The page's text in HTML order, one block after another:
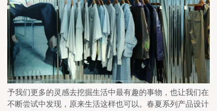
予我们更多的灵感去挖掘生活中最有趣的事物，也让我们在
不断尝试中发现，原来生活这样也可以。春夏系列产品设计